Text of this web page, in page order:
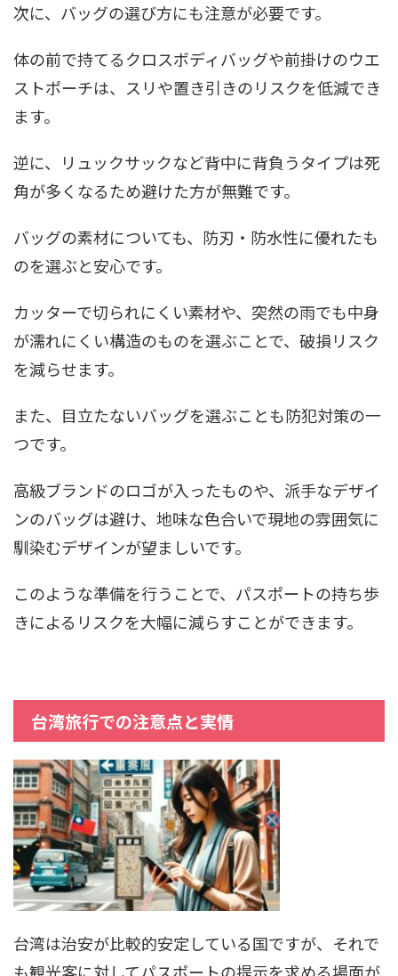
次に、バッグの選び方にも注意が必要です。
体の前で持てるクロスボディバッグや前掛けのウエ
ストポーチは、スリや置き引きのリスクを低減でき
ます。
逆に、リュックサックなど背中に背負うタイプは死
角が多くなるため避けた方が無難です。
バッグの素材についても、防刃・防水性に優れたも
のを選ぶと安心です。
カッターで切られにくい素材や、突然の雨でも中身
が濡れにくい構造のものを選ぶことで、破損リスク
を減らせます。
また、目立たないバッグを選ぶことも防犯対策の一
つです。
高級ブランドのロゴが入ったものや、派手なデザイ
ンのバッグは避け、地味な色合いで現地の雰囲気に
馴染むデザインが望ましいです。
このような準備を行うことで、パスポートの持ち歩
きによるリスクを大幅に減らすことができます。
台湾旅行での注意点と実情
台湾は治安が比較的安定している国ですが、それで